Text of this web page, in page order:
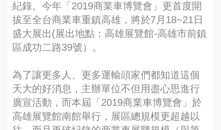
紀錄。今年「2019商業車博覽會」更首度開
拔至全台商業車重鎮高雄，將於7月18~21日
盛大展出(展出地點：高雄展覽館-高雄市前鎮
區成功二路39號）。
為了讓更多人、更多運輸頭家們都知道這個
天大的好消息，主辦單位不但用盡心思進行
廣宣活動，而本屆「2019商業車博覽會」於
高雄展覽館南館舉行，展區總規模更超越以